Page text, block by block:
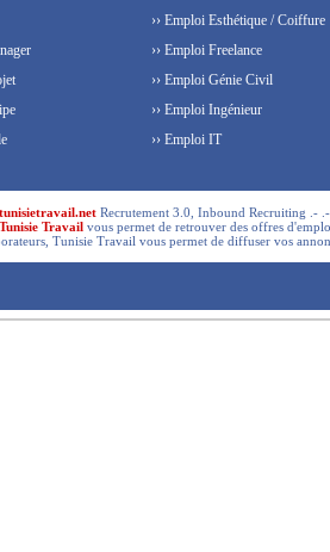
›› Emploi Esthétique / Coiffure
›› Emploi Freelance
›› Emploi Génie Civil
›› Emploi Ingénieur
›› Emploi IT
tunisietravail.net Recrutement 3.0, Inbound Recruiting .-
Tunisie Travail vous permet de retrouver des offres
Tunisie Travail vous permet de diffuser vos